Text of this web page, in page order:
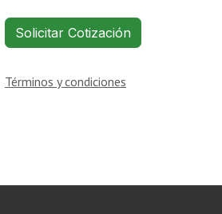
Solicitar Cotización
Términos y condiciones